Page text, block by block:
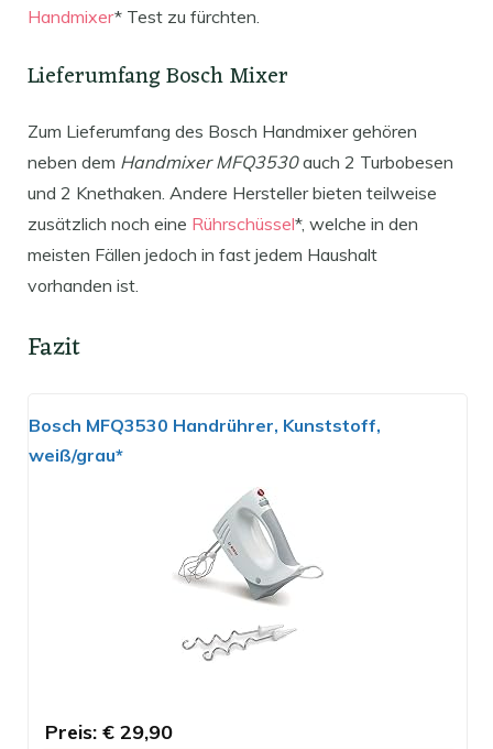
Handmixer* Test zu fürchten.
Lieferumfang Bosch Mixer
Zum Lieferumfang des Bosch Handmixer gehören
neben dem Handmixer MFQ3530auch 2 Turbobesen
und 2 Knethaken. Andere Hersteller bieten teilweise
zusätzlich noch eine Rührschüssel*, welche in den
meisten Fällen jedoch in fast jedem Haushalt
vorhanden ist.
Fazit
Bosch MFQ3530 Handrührer, Kunststoff,
weiß/grau*
Preis: € 29,90